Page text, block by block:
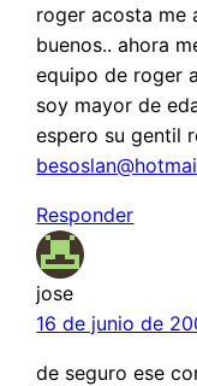
roger acosta me
buenos.. ahora
equipo de roger
soy mayor de
espero su gentil
Responder
jose
16 de junio de
de seguro ese